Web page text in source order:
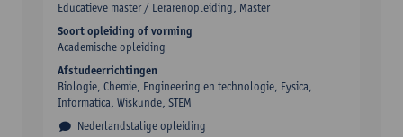
Nederlandstalige opleiding
Educatieve master / Lerarenopleiding Master
Soort opleiding of vorming
Academische opleiding
Afstudeerrichtingen
Biologie, Chemie, Engineering en technologie, Fysica,
Informatica, Wiskunde, STEM